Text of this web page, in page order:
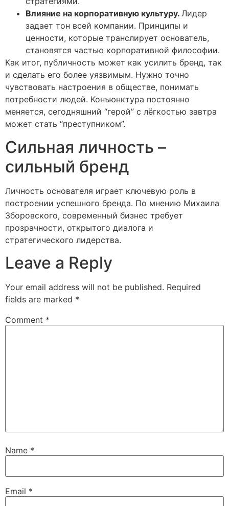
Влияние на корпоративную культуру. Лидер
задает тон всей компании. Принципы и
ценности, которые транслирует основатель,
становятся частью корпоративной философии.
Как итог, публичность может как усилить бренд, так
и сделать его более уязвимым. Нужно точно
чувствовать настроения в обществе, понимать
потребности людей. Конъюнктура постоянно
меняется, сегодняшний “герой” с лёгкостью завтра
может стать “преступником”.
Сильная личность –
сильный бренд
Личность основателя играет ключевую роль в
построении успешного бренда. По мнению Михаила
Зборовского, современный бизнес требует
прозрачности, открытого диалога и
стратегического лидерства.
Leave a Reply
Your email address will not be published. Required
fields are marked *
Comment *
Name *
Email *